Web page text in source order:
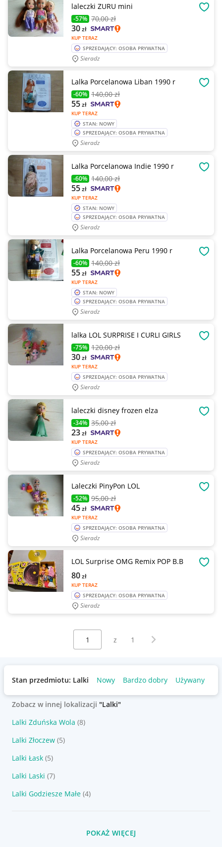
laleczki ZURU mini
-57% 70,00 zł
KUP TERAZ
30zł
SPRZEDAJĄCY: OSOBA PRYWATNA
Sieradz
Lalka Porcelanowa Liban 1990 r
-60% 140,00 zł
KUP TERAZ
55zł
STAN: NOWY
SPRZEDAJĄCY: OSOBA PRYWATNA
Sieradz
Lalka Porcelanowa Indie 1990 r
-60% 140,00 zł
KUP TERAZ
55zł
STAN: NOWY
SPRZEDAJĄCY: OSOBA PRYWATNA
Sieradz
Lalka Porcelanowa Peru 1990 r
-60% 140,00 zł
KUP TERAZ
55zł
STAN: NOWY
SPRZEDAJĄCY: OSOBA PRYWATNA
Sieradz
lalka LOL SURPRISE I CURLI GIRLS
-75% 120,00 zł
KUP TERAZ
30zł
SPRZEDAJĄCY: OSOBA PRYWATNA
Sieradz
laleczki disney frozen elza
-34% 35,00 zł
KUP TERAZ
23zł
SPRZEDAJĄCY: OSOBA PRYWATNA
Sieradz
Laleczki PinyPon LOL
-52% 95,00 zł
KUP TERAZ
45zł
SPRZEDAJĄCY: OSOBA PRYWATNA
Sieradz
LOL Surprise OMG Remix POP B.B
KUP TERAZ
80zł
SPRZEDAJĄCY: OSOBA PRYWATNA
Sieradz
Wybierz stronę:
z 1 Następna strona
Stan przedmiotu: Lalki Nowy Bardzo dobry Używany
Zobacz w innej lokalizacji "Lalki"
Lalki Zduńska Wola (8)
Lalki Złoczew (5)
Lalki Łask (5)
Lalki Laski (7)
Lalki Godziesze Małe (4)
POKAŻ WIĘCEJ